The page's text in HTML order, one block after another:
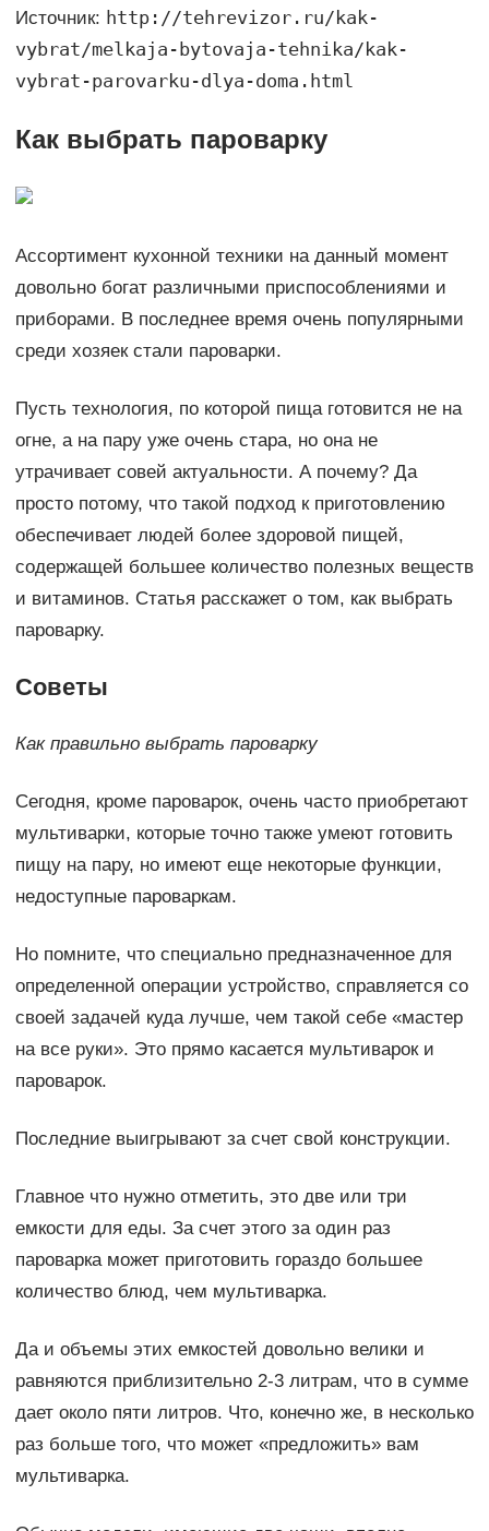
Источник: http://tehrevizor.ru/kak-
vybrat/melkaja-bytovaja-tehnika/kak-
vybrat-parovarku-dlya-doma.html
Как выбрать пароварку
Ассортимент кухонной техники на данный момент
довольно богат различными приспособлениями и
приборами. В последнее время очень популярными
среди хозяек стали пароварки.
Пусть технология, по которой пища готовится не на
огне, а на пару уже очень стара, но она не
утрачивает совей актуальности. А почему? Да
просто потому, что такой подход к приготовлению
обеспечивает людей более здоровой пищей,
содержащей большее количество полезных веществ
и витаминов. Статья расскажет о том, как выбрать
пароварку.
Советы
Как правильно выбрать пароварку
Сегодня, кроме пароварок, очень часто приобретают
мультиварки, которые точно также умеют готовить
пищу на пару, но имеют еще некоторые функции,
недоступные пароваркам.
Но помните, что специально предназначенное для
определенной операции устройство, справляется со
своей задачей куда лучше, чем такой себе «мастер
на все руки». Это прямо касается мультиварок и
пароварок.
Последние выигрывают за счет свой конструкции.
Главное что нужно отметить, это две или три
емкости для еды. За счет этого за один раз
пароварка может приготовить гораздо большее
количество блюд, чем мультиварка.
Да и объемы этих емкостей довольно велики и
равняются приблизительно 2-3 литрам, что в сумме
дает около пяти литров. Что, конечно же, в несколько
раз больше того, что может «предложить» вам
мультиварка.